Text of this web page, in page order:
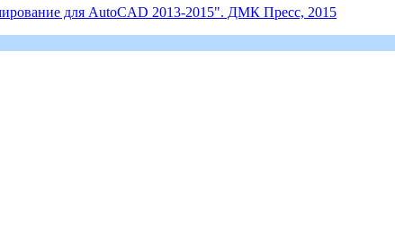
для AutoCAD 2013-2015". ДМК Пресс, 2015